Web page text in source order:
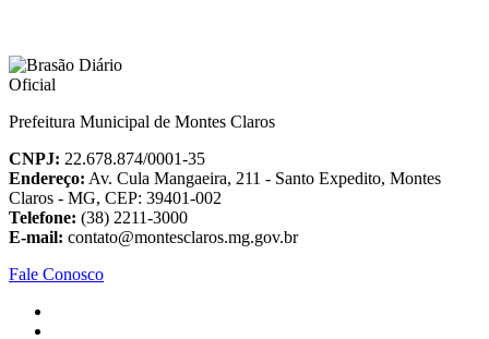
Prefeitura Municipal de Montes Claros
CNPJ: 22.678.874/0001-35
Endereço: Av. Cula Mangaeira, 211 - Santo Expedito, Montes
Claros - MG, CEP: 39401-002
Telefone: (38) 2211-3000
E-mail: contato@montesclaros.mg.gov.br
Fale Conosco